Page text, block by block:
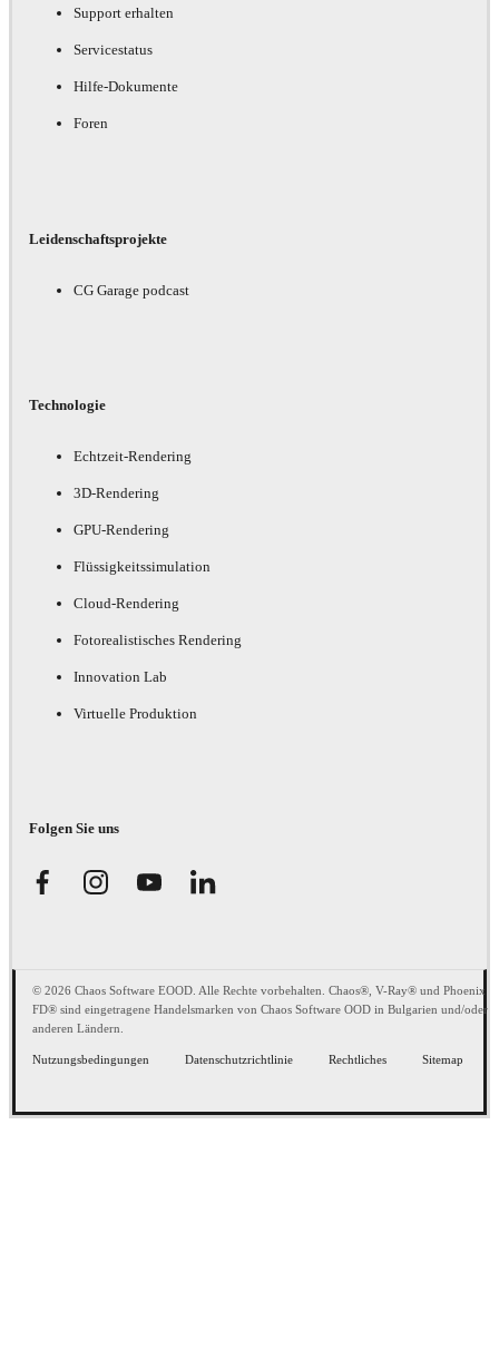
Support erhalten
Servicestatus
Hilfe-Dokumente
Foren
Leidenschaftsprojekte
CG Garage podcast
Technologie
Echtzeit-Rendering
3D-Rendering
GPU-Rendering
Flüssigkeitssimulation
Cloud-Rendering
Fotorealistisches Rendering
Innovation Lab
Virtuelle Produktion
Folgen Sie uns
© 2026 Chaos Software EOOD. Alle Rechte vorbehalten. Chaos®, V-Ray® und Phoenix
FD® sind eingetragene Handelsmarken von Chaos Software OOD in Bulgarien und/oder
anderen Ländern.
Nutzungsbedingungen Datenschutzrichtlinie Rechtliches Sitemap